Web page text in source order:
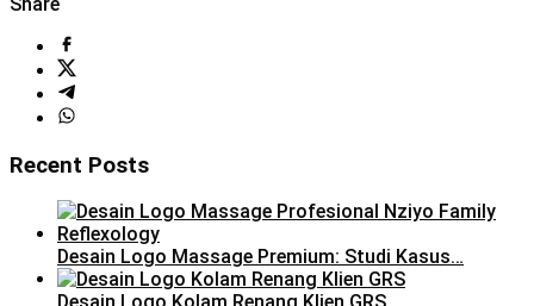
Recent Posts
Desain Logo Massage Premium: Studi Kasus…